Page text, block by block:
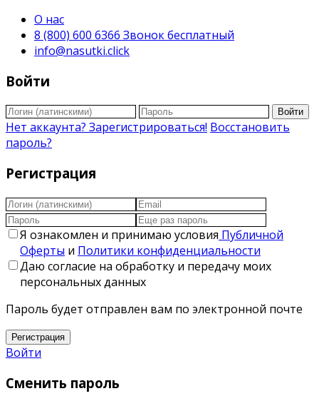
О нас
8 (800) 600 6366 Звонок бесплатный
info@nasutki.click
Войти
Войти
Нет аккаунта? Зарегистрироваться! Восстановить
пароль?
Регистрация
Я ознакомлен и принимаю условия Публичной
Оферты и Политики конфиденциальности
Даю согласие на обработку и передачу моих
персональных данных
Пароль будет отправлен вам по электронной почте
Регистрация
Войти
Сменить пароль